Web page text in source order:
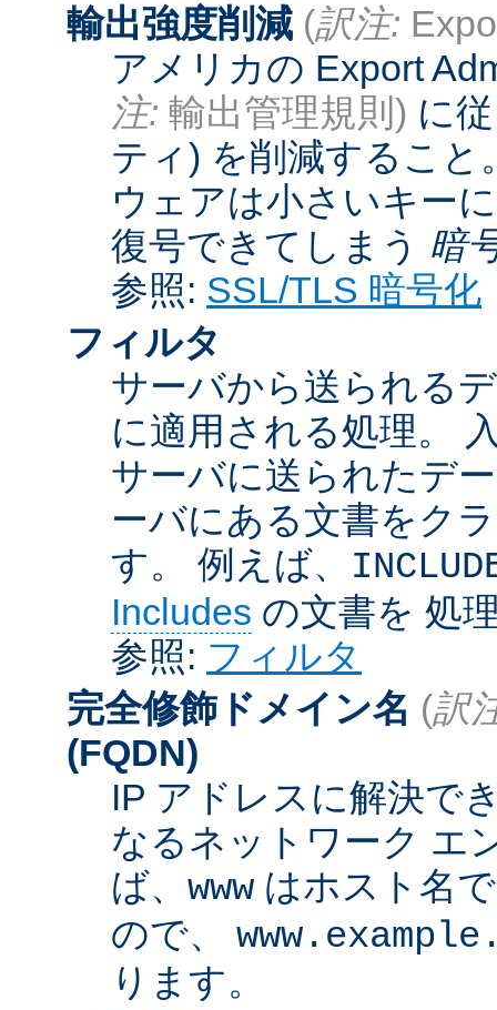
輸出強度削減 (訳注:
アメリカの Export
注: 輸出管理規則) に
ティ) を削減すること
ウェアは小さいキー
復号できてしまう 暗
参照: SSL/TLS 暗号化
フィルタ
サーバから送られる
に適用される処理。
サーバに送られたデ
ーバにある文書をク
す。 例えば、
Includes の文書を 処
参照: フィルタ
完全修飾ドメイン名 (訳
(FQDN)
IP アドレスに解決で
なるネットワーク エ
ば、 www はホスト名
ので、
ります。